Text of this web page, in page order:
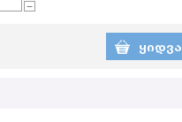
−
ᲧᲘᲓᲕᲐ